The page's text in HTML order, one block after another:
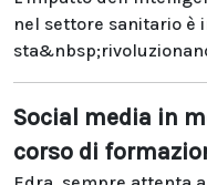
nel settore sanitario è
Social media in
corso di